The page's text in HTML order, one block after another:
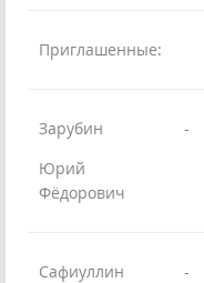
Приглашенные:
Зарубин
Юрий
Фёдорович
-
Сафиуллин
-